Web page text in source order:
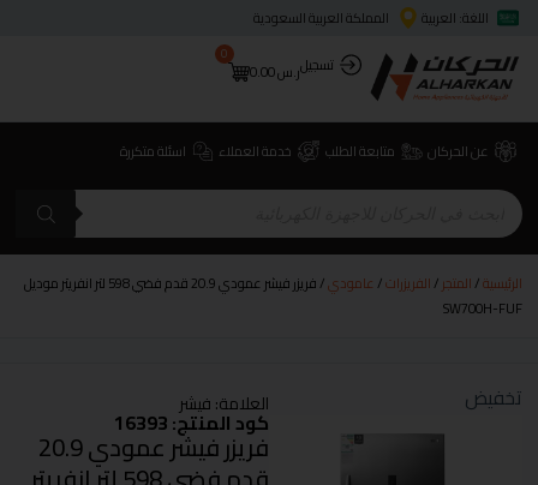
اللغة: العربية
المملكة العربية السعودية
تسجيلر.س0.00
0
عن الحركان متابعة الطلب خدمة العملاء اسئلة متكررة
الرئيسية/المتجر/الفريزرات/عامودي
/ فريزر فيشر عمودي 20.9 قدم فضي 598 لتر انفريتر موديل
SW700H-FUF
تخفيض العلامة:فيشر
كود المنتج: 16393
فريزر فيشر عمودي 20.9